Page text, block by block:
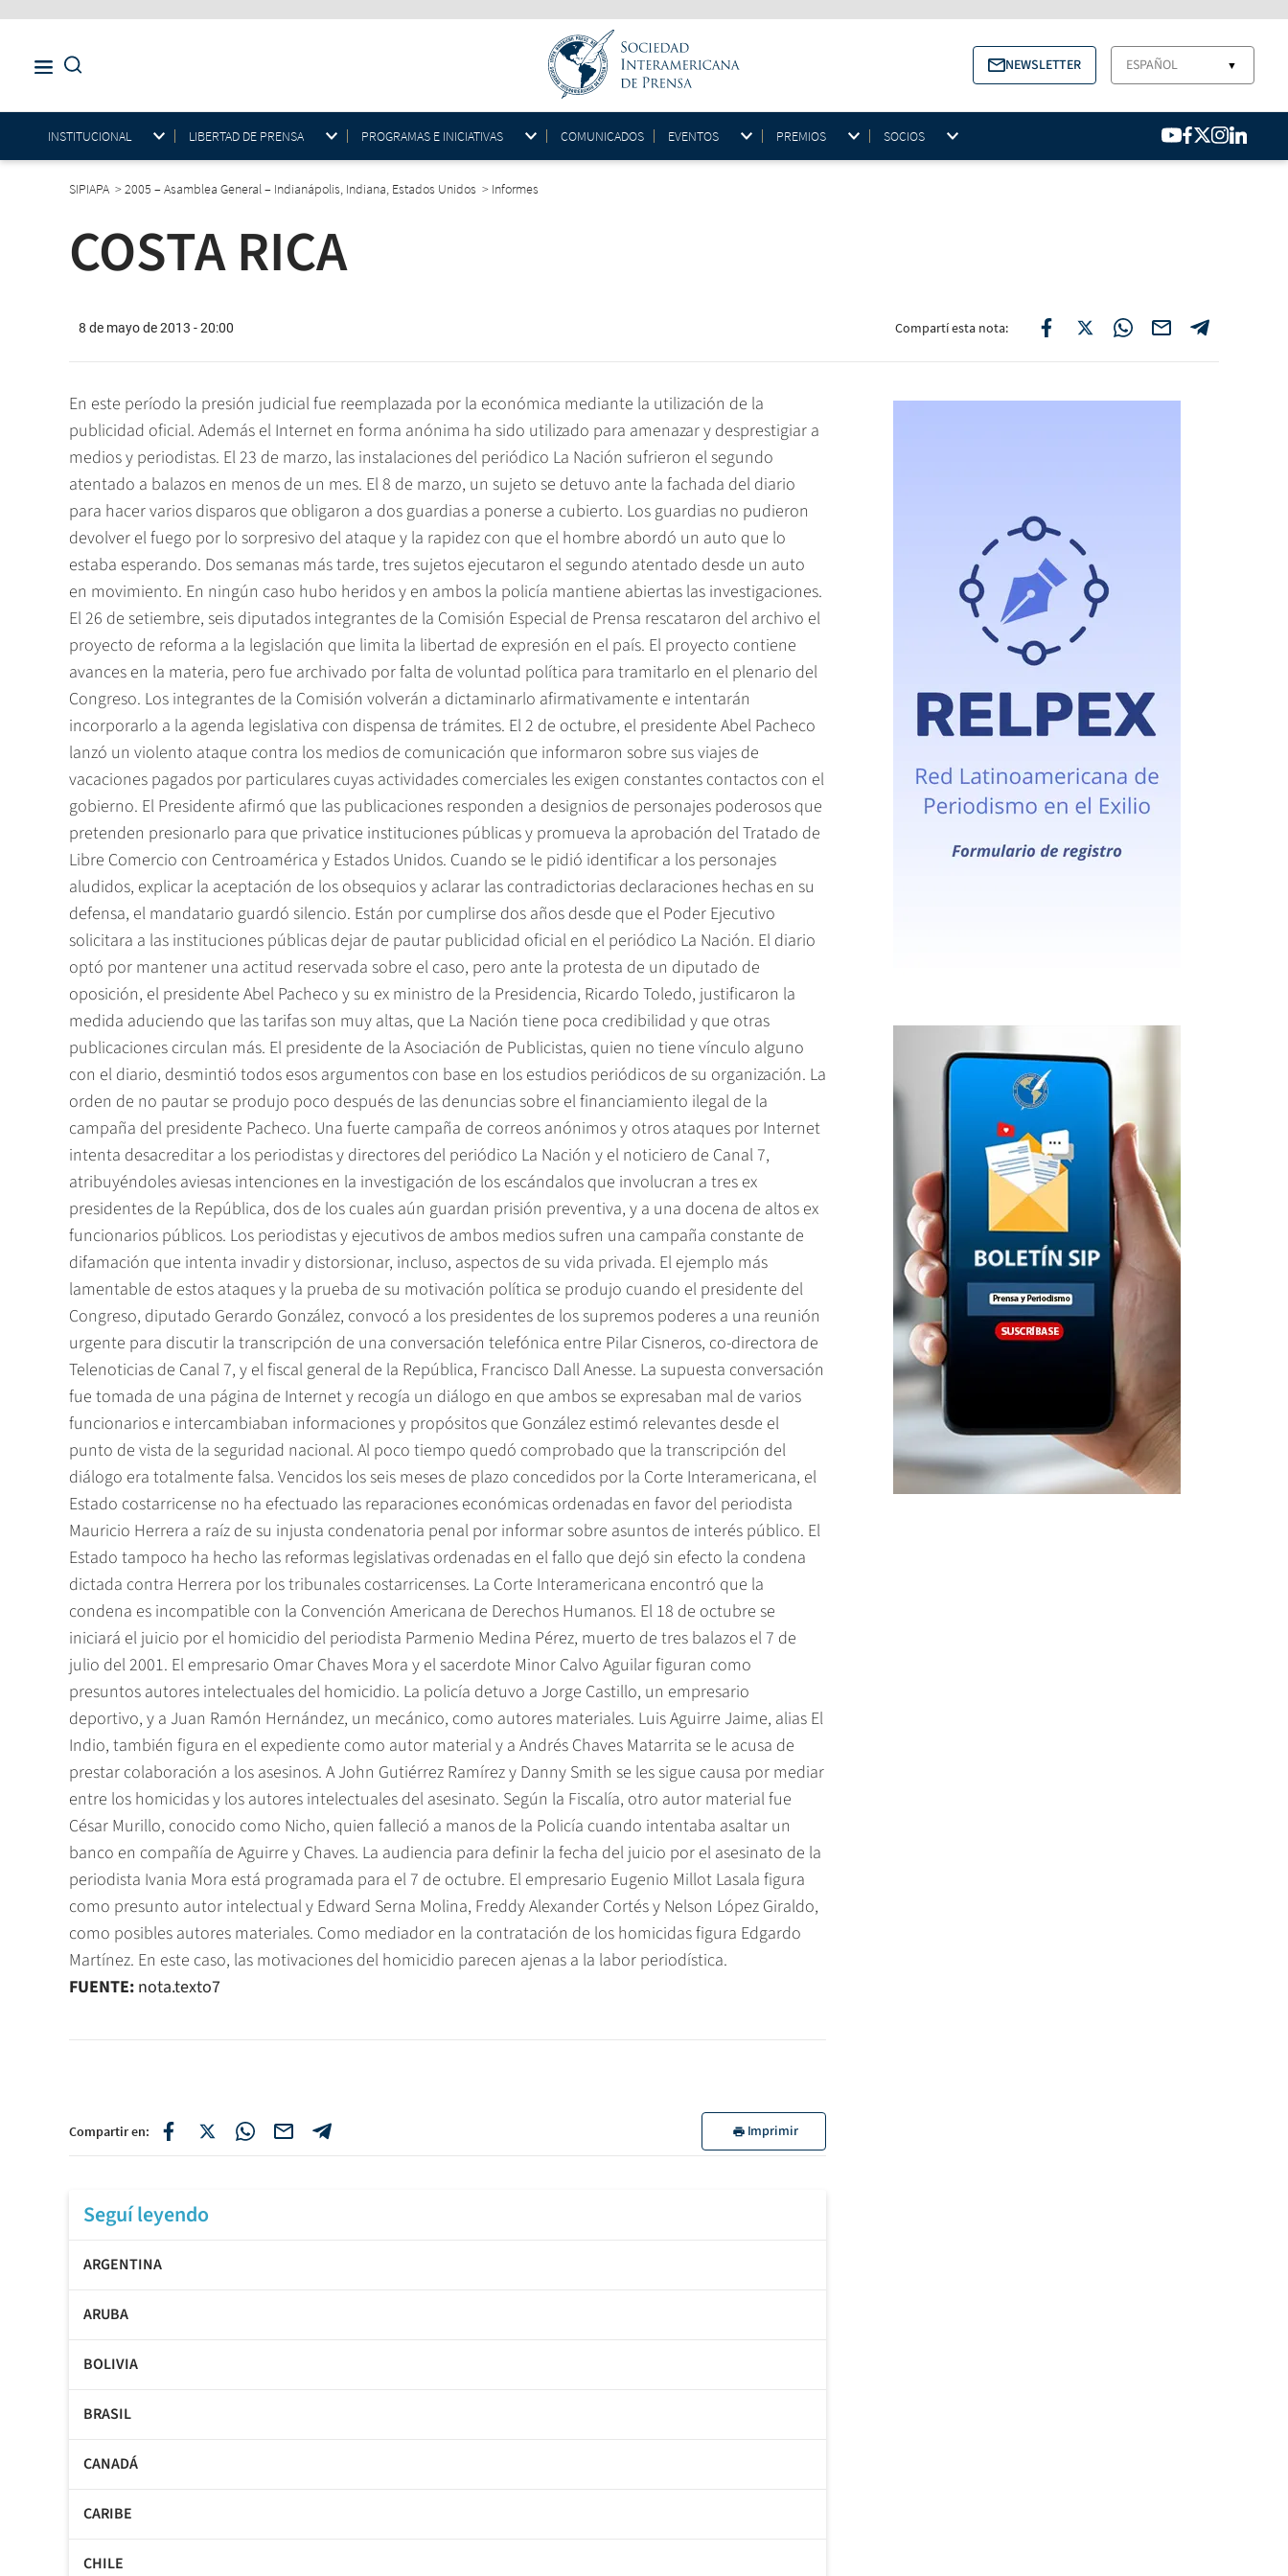
NEWSLETTER ESPAÑOL ▼
INSTITUCIONAL LIBERTAD DE PRENSA PROGRAMAS E INICIATIVAS COMUNICADOS EVENTOS PREMIOS SOCIOS
SIPIAPA >2005 – Asamblea General – Indianápolis, Indiana, Estados Unidos > Informes
COSTA RICA
8 de mayo de 2013 - 20:00 Compartí esta nota:
En este período la presión judicial fue reemplazada por la económica mediante la utilización de la
publicidad oficial. Además el Internet en forma anónima ha sido utilizado para amenazar y desprestigiar a
medios y periodistas. El 23 de marzo, las instalaciones del periódico La Nación sufrieron el segundo
atentado a balazos en menos de un mes. El 8 de marzo, un sujeto se detuvo ante la fachada del diario
para hacer varios disparos que obligaron a dos guardias a ponerse a cubierto. Los guardias no pudieron
devolver el fuego por lo sorpresivo del ataque y la rapidez con que el hombre abordó un auto que lo
estaba esperando. Dos semanas más tarde, tres sujetos ejecutaron el segundo atentado desde un auto
en movimiento. En ningún caso hubo heridos y en ambos la policía mantiene abiertas las investigaciones.
El 26 de setiembre, seis diputados integrantes de la Comisión Especial de Prensa rescataron del archivo el
proyecto de reforma a la legislación que limita la libertad de expresión en el país. El proyecto contiene
avances en la materia, pero fue archivado por falta de voluntad política para tramitarlo en el plenario del
Congreso. Los integrantes de la Comisión volverán a dictaminarlo afirmativamente e intentarán
incorporarlo a la agenda legislativa con dispensa de trámites. El 2 de octubre, el presidente Abel Pacheco
lanzó un violento ataque contra los medios de comunicación que informaron sobre sus viajes de
vacaciones pagados por particulares cuyas actividades comerciales les exigen constantes contactos con el
gobierno. El Presidente afirmó que las publicaciones responden a designios de personajes poderosos que
pretenden presionarlo para que privatice instituciones públicas y promueva la aprobación del Tratado de
Libre Comercio con Centroamérica y Estados Unidos. Cuando se le pidió identificar a los personajes
aludidos, explicar la aceptación de los obsequios y aclarar las contradictorias declaraciones hechas en su
defensa, el mandatario guardó silencio. Están por cumplirse dos años desde que el Poder Ejecutivo
solicitara a las instituciones públicas dejar de pautar publicidad oficial en el periódico La Nación. El diario
optó por mantener una actitud reservada sobre el caso, pero ante la protesta de un diputado de
oposición, el presidente Abel Pacheco y su ex ministro de la Presidencia, Ricardo Toledo, justificaron la
medida aduciendo que las tarifas son muy altas, que La Nación tiene poca credibilidad y que otras
publicaciones circulan más. El presidente de la Asociación de Publicistas, quien no tiene vínculo alguno
con el diario, desmintió todos esos argumentos con base en los estudios periódicos de su organización. La
orden de no pautar se produjo poco después de las denuncias sobre el financiamiento ilegal de la
campaña del presidente Pacheco. Una fuerte campaña de correos anónimos y otros ataques por Internet
intenta desacreditar a los periodistas y directores del periódico La Nación y el noticiero de Canal 7,
atribuyéndoles aviesas intenciones en la investigación de los escándalos que involucran a tres ex
presidentes de la República, dos de los cuales aún guardan prisión preventiva, y a una docena de altos ex
funcionarios públicos. Los periodistas y ejecutivos de ambos medios sufren una campaña constante de
difamación que intenta invadir y distorsionar, incluso, aspectos de su vida privada. El ejemplo más
lamentable de estos ataques y la prueba de su motivación política se produjo cuando el presidente del
Congreso, diputado Gerardo González, convocó a los presidentes de los supremos poderes a una reunión
urgente para discutir la transcripción de una conversación telefónica entre Pilar Cisneros, co-directora de
Telenoticias de Canal 7, y el fiscal general de la República, Francisco Dall Anesse. La supuesta conversación
fue tomada de una página de Internet y recogía un diálogo en que ambos se expresaban mal de varios
funcionarios e intercambiaban informaciones y propósitos que González estimó relevantes desde el
punto de vista de la seguridad nacional. Al poco tiempo quedó comprobado que la transcripción del
diálogo era totalmente falsa. Vencidos los seis meses de plazo concedidos por la Corte Interamericana, el
Estado costarricense no ha efectuado las reparaciones económicas ordenadas en favor del periodista
Mauricio Herrera a raíz de su injusta condenatoria penal por informar sobre asuntos de interés público. El
Estado tampoco ha hecho las reformas legislativas ordenadas en el fallo que dejó sin efecto la condena
dictada contra Herrera por los tribunales costarricenses. La Corte Interamericana encontró que la
condena es incompatible con la Convención Americana de Derechos Humanos. El 18 de octubre se
iniciará el juicio por el homicidio del periodista Parmenio Medina Pérez, muerto de tres balazos el 7 de
julio del 2001. El empresario Omar Chaves Mora y el sacerdote Minor Calvo Aguilar figuran como
presuntos autores intelectuales del homicidio. La policía detuvo a Jorge Castillo, un empresario
deportivo, y a Juan Ramón Hernández, un mecánico, como autores materiales. Luis Aguirre Jaime, alias El
Indio, también figura en el expediente como autor material y a Andrés Chaves Matarrita se le acusa de
prestar colaboración a los asesinos. A John Gutiérrez Ramírez y Danny Smith se les sigue causa por mediar
entre los homicidas y los autores intelectuales del asesinato. Según la Fiscalía, otro autor material fue
César Murillo, conocido como Nicho, quien falleció a manos de la Policía cuando intentaba asaltar un
banco en compañía de Aguirre y Chaves. La audiencia para definir la fecha del juicio por el asesinato de la
periodista Ivania Mora está programada para el 7 de octubre. El empresario Eugenio Millot Lasala figura
como presunto autor intelectual y Edward Serna Molina, Freddy Alexander Cortés y Nelson López Giraldo,
como posibles autores materiales. Como mediador en la contratación de los homicidas figura Edgardo
Martínez. En este caso, las motivaciones del homicidio parecen ajenas a la labor periodística.
FUENTE: nota.texto7
Compartir en: Imprimir
Seguí leyendo
ARGENTINA
ARUBA
BOLIVIA
BRASIL
CANADÁ
CARIBE
CHILE